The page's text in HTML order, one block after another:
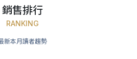
銷售排行
RANKING
新本月讀者趨勢